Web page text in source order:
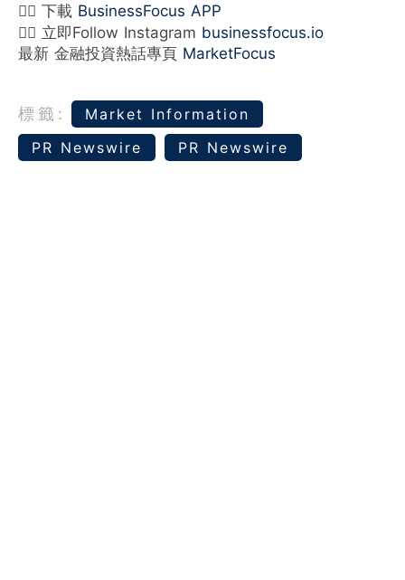
👉🏻 下載 BusinessFocus APP
👉🏻 立即Follow Instagram businessfocus.io
最新 金融投資熱話專頁 MarketFocus
標籤:
Market Information
PR Newswire
PR Newswire